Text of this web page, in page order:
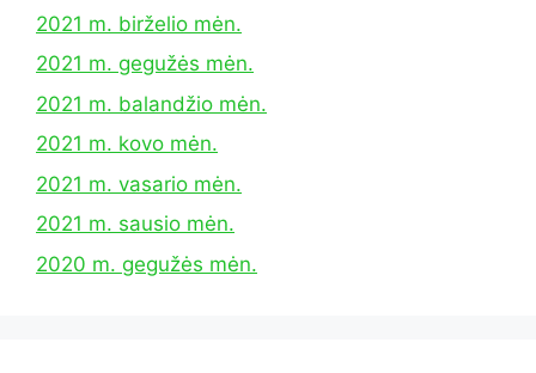
2021 m. birželio mėn.
2021 m. gegužės mėn.
2021 m. balandžio mėn.
2021 m. kovo mėn.
2021 m. vasario mėn.
2021 m. sausio mėn.
2020 m. gegužės mėn.